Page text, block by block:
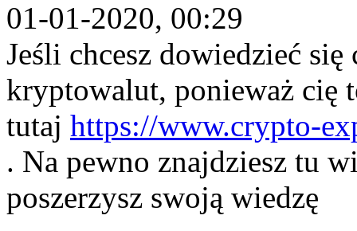
01-01-2020, 00:29
Jeśli chcesz dowiedzieć się
kryptowalut, ponieważ cię
tutaj https://www.crypto-
. Na pewno znajdziesz tu
poszerzysz swoją wiedzę